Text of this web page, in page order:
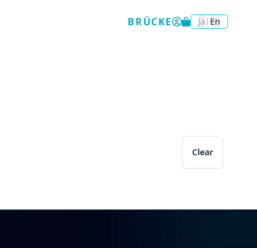
BRÜCKE Ja | En
Clear